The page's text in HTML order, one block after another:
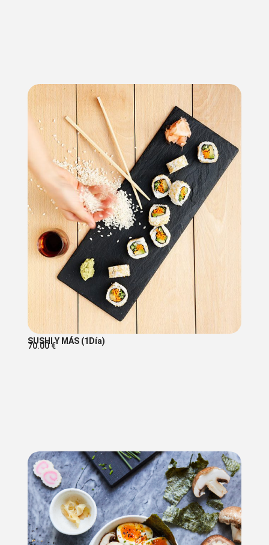
SUSHI Y MÁS (1Día)
70.00€